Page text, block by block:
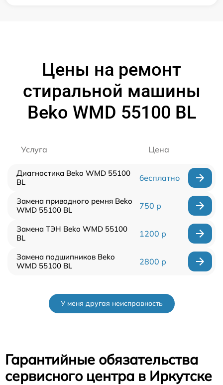
Цены на ремонт
стиральной машины
Beko WMD 55100 BL
Услуга Цена
Диагностика Beko WMD 55100
BL
бесплатно
Замена приводного ремня Beko
WMD 55100 BL
750 р
Замена ТЭН Beko WMD 55100
BL
1200 р
Замена подшипников Beko
WMD 55100 BL
2800 р
У меня другая неисправность
Гарантийные обязательства
сервисного центра в Иркутске